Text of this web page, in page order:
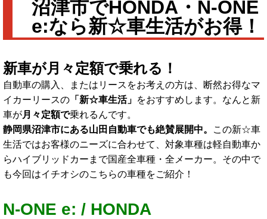
沼津市でHONDA・N-ONE
e:なら新☆車生活がお得！
新車が月々定額で乗れる！
自動車の購入、またはリースをお考えの方は、断然お得なマ
イカーリースの 「新☆車生活」 をおすすめします。なんと新
車が月々定額で乗れるんです。
静岡県沼津市にある山田自動車でも絶賛展開中。
この新☆車
生活ではお客様のニーズに合わせて、対象車種は軽自動車か
らハイブリッドカーまで国産全車種・全メーカー。その中で
も今回はイチオシのこちらの車種をご紹介！
N-ONE e: / HONDA